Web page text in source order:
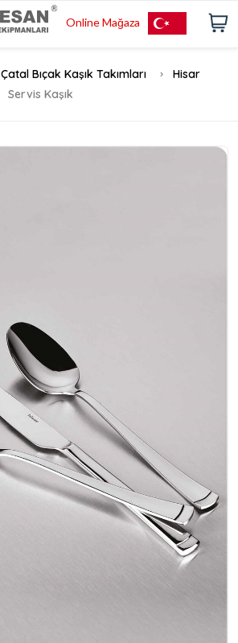
Online Mağaza
Çatal Bıçak Kaşık Takımları
Hisar
Servis Kaşık